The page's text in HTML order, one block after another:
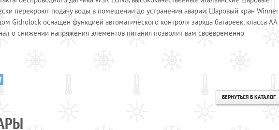
перекроют подачу воды в помещении до устранения аварии. Шаровый кран Winner
Gidrolock оснащен функцией автоматического контроля заряда батареек, класса АА
о снижении напряжения элементов питания позволит вам своевременно
ВЕРНУТЬСЯ В КАТАЛОГ